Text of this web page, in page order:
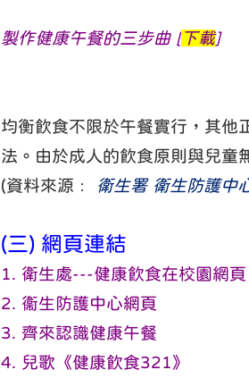
製作健康午餐的三步曲 [下載]
均衡飲食不限於午餐實行，其他
法。由於成人的飲食原則與兒童
(資料來源﹕
衛生署 衛生防護中
(三) 網頁連結
1. 衛生處---健康飲食在校園網頁
2. 衞生防護中心網頁
3. 齊來認識健康午餐
4. 兒歌《健康飲食321》